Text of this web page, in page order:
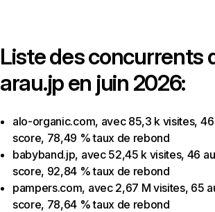
Liste des concurrents
arau.jp en juin 2026:
alo-organic.com, avec 85,3 k visites,
score, 78,49 % taux de rebond
babyband.jp, avec 52,45 k visites, 46
score, 92,84 % taux de rebond
pampers.com, avec 2,67 M visites, 65
score, 78,64 % taux de rebond